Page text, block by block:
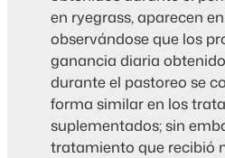
en ryegrass, aparecen
observándose que los
ganancia diaria
durante el pastoreo se
forma similar en los
suplementados; sin
tratamiento que recibió